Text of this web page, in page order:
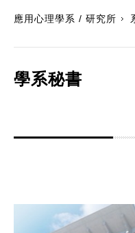
應用心理學系 / 研究所
學系秘書